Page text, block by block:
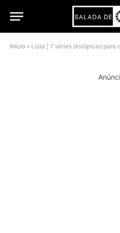
Início » Lista | 7 séries distópicas para